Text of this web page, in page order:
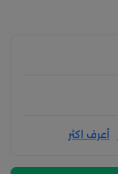
أعرف اكثر